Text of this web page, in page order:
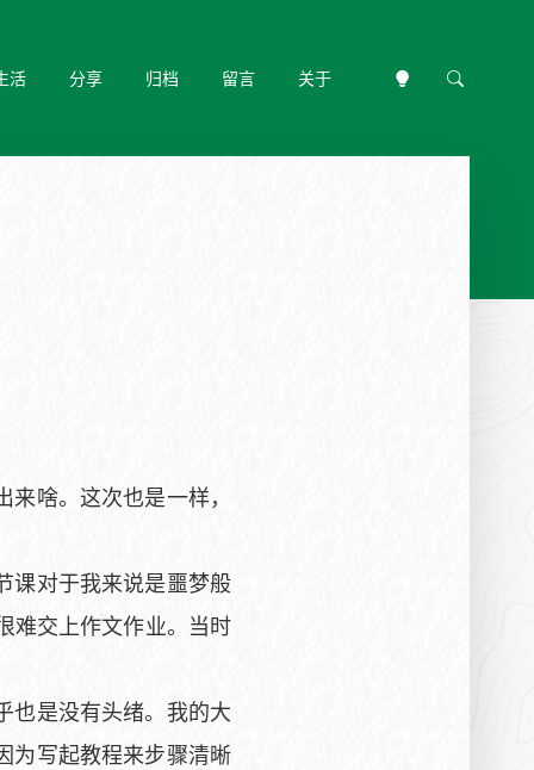
活 分享 归档 留言 关于
啥。这次也是一样，
对于我来说是噩梦般
难交上作文作业。当时
是没有头绪。我的大
为写起教程来步骤清晰